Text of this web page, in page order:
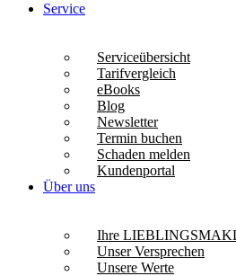
Service
Serviceübersicht
Tarifvergleich
eBooks
Blog
Newsletter
Termin buchen
Schaden melden
Kundenportal
Über uns
Ihre
Unser Versprechen
Unsere Werte